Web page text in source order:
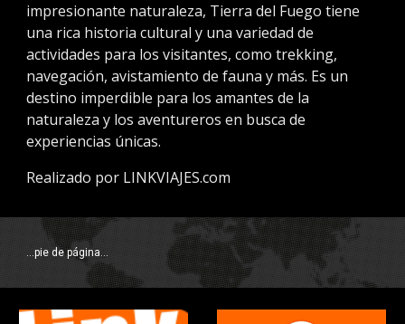
impresionante naturaleza, Tierra del Fuego tiene
una rica historia cultural y una variedad de
actividades para los visitantes, como trekking,
navegación, avistamiento de fauna y más. Es un
destino imperdible para los amantes de la
naturaleza y los aventureros en busca de
experiencias únicas.
Realizado por LINKVIAJES.com
...pie de página...